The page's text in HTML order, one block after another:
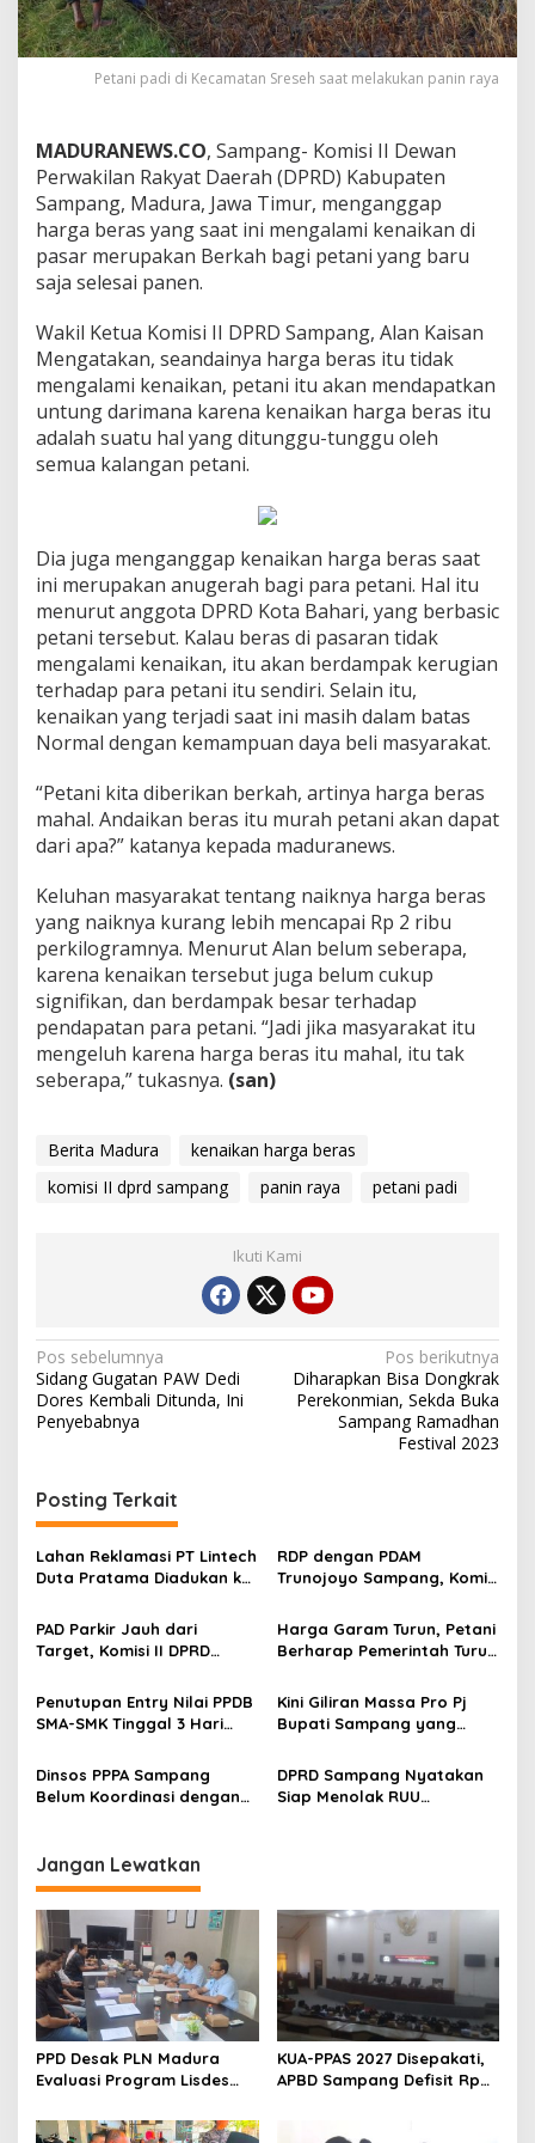
Petani padi di Kecamatan Sreseh saat melakukan panin raya
MADURANEWS.CO, Sampang- Komisi II Dewan
Perwakilan Rakyat Daerah (DPRD) Kabupaten
Sampang, Madura, Jawa Timur, menganggap
harga beras yang saat ini mengalami kenaikan di
pasar merupakan Berkah bagi petani yang baru
saja selesai panen.
Wakil Ketua Komisi II DPRD Sampang, Alan Kaisan
Mengatakan, seandainya harga beras itu tidak
mengalami kenaikan, petani itu akan mendapatkan
untung darimana karena kenaikan harga beras itu
adalah suatu hal yang ditunggu-tunggu oleh
semua kalangan petani.
Dia juga menganggap kenaikan harga beras saat
ini merupakan anugerah bagi para petani. Hal itu
menurut anggota DPRD Kota Bahari, yang berbasic
petani tersebut. Kalau beras di pasaran tidak
mengalami kenaikan, itu akan berdampak kerugian
terhadap para petani itu sendiri. Selain itu,
kenaikan yang terjadi saat ini masih dalam batas
Normal dengan kemampuan daya beli masyarakat.
“Petani kita diberikan berkah, artinya harga beras
mahal. Andaikan beras itu murah petani akan dapat
dari apa?” katanya kepada maduranews.
Keluhan masyarakat tentang naiknya harga beras
yang naiknya kurang lebih mencapai Rp 2 ribu
perkilogramnya. Menurut Alan belum seberapa,
karena kenaikan tersebut juga belum cukup
signifikan, dan berdampak besar terhadap
pendapatan para petani. “Jadi jika masyarakat itu
mengeluh karena harga beras itu mahal, itu tak
seberapa,” tukasnya. (san)
Berita Madura
kenaikan harga beras
komisi II dprd sampang
panin raya petani padi
Ikuti Kami
Navigasi
pos
Pos sebelumnya
Sidang Gugatan PAW Dedi
Dores Kembali Ditunda, Ini
Penyebabnya
Pos berikutnya
Diharapkan Bisa Dongkrak
Perekonmian, Sekda Buka
Sampang Ramadhan
Festival 2023
Posting Terkait
Lahan Reklamasi PT Lintech
Duta Pratama Diadukan ke
RDP dengan PDAM
Trunojoyo Sampang, Komisi
Proyek Pipanisasi
PAD Parkir Jauh dari
Target, Komisi II DPRD
Dishub
Harga Garam Turun, Petani
Berharap Pemerintah Turun
Penutupan Entry Nilai PPDB
SMA-SMK Tinggal 3 Hari
Kini Giliran Massa Pro Pj
Bupati Sampang yang
Dinsos PPPA Sampang
Belum Koordinasi dengan
DPRD Sampang Nyatakan
Siap Menolak RUU
Jangan Lewatkan
PPD Desak PLN Madura
Evaluasi Program Lisdes
KUA-PPAS 2027 Disepakati,
APBD Sampang Defisit Rp